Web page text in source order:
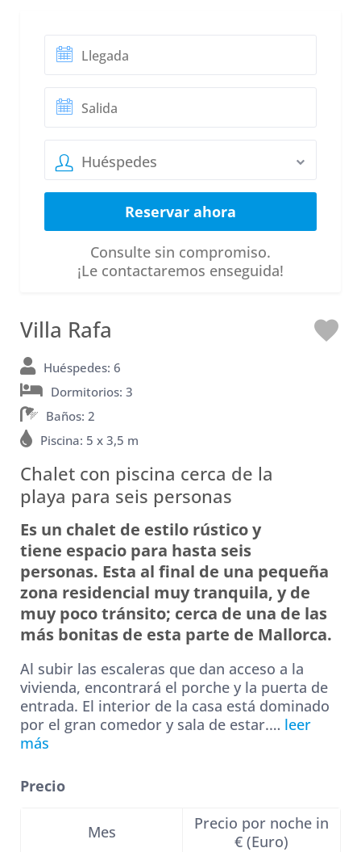
Huéspedes
Consulte sin compromiso.
¡Le contactaremos enseguida!
Villa Rafa
M
Huéspedes: 6
Dormitorios: 3
Baños: 2
Piscina: 5 x 3,5 m
Chalet con piscina cerca de la
playa para seis personas
Es un chalet de estilo rústico y
tiene espacio para hasta seis
personas. Esta al final de una pequeña
zona residencial muy tranquila, y de
muy poco tránsito; cerca de una de las
más bonitas de esta parte de Mallorca.
Al subir las escaleras que dan acceso a la
vivienda, encontrará el porche y la puerta de
entrada. El interior de la casa está dominado
por el gran comedor y sala de estar.… leer
más
Precio
Mes
Precio por noche in
€ (Euro)